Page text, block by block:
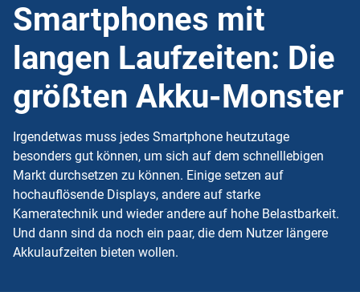
Smartphones mit
langen Laufzeiten: Die
größten Akku-Monster
Irgendetwas muss jedes Smartphone heutzutage
besonders gut können, um sich auf dem schnelllebigen
Markt durchsetzen zu können. Einige setzen auf
hochauflösende Displays, andere auf starke
Kameratechnik und wieder andere auf hohe Belastbarkeit.
Und dann sind da noch ein paar, die dem Nutzer längere
Akkulaufzeiten bieten wollen.